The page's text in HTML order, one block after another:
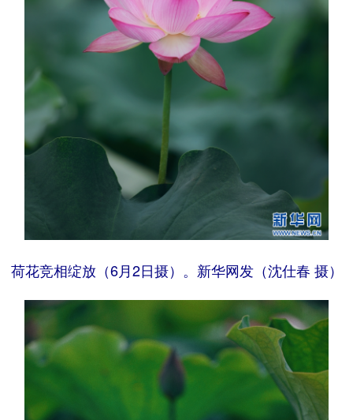
荷花竞相绽放（6月2日摄）。新华网发（沈仕春 摄）